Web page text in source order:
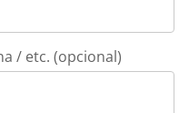
/ etc. (opcional)